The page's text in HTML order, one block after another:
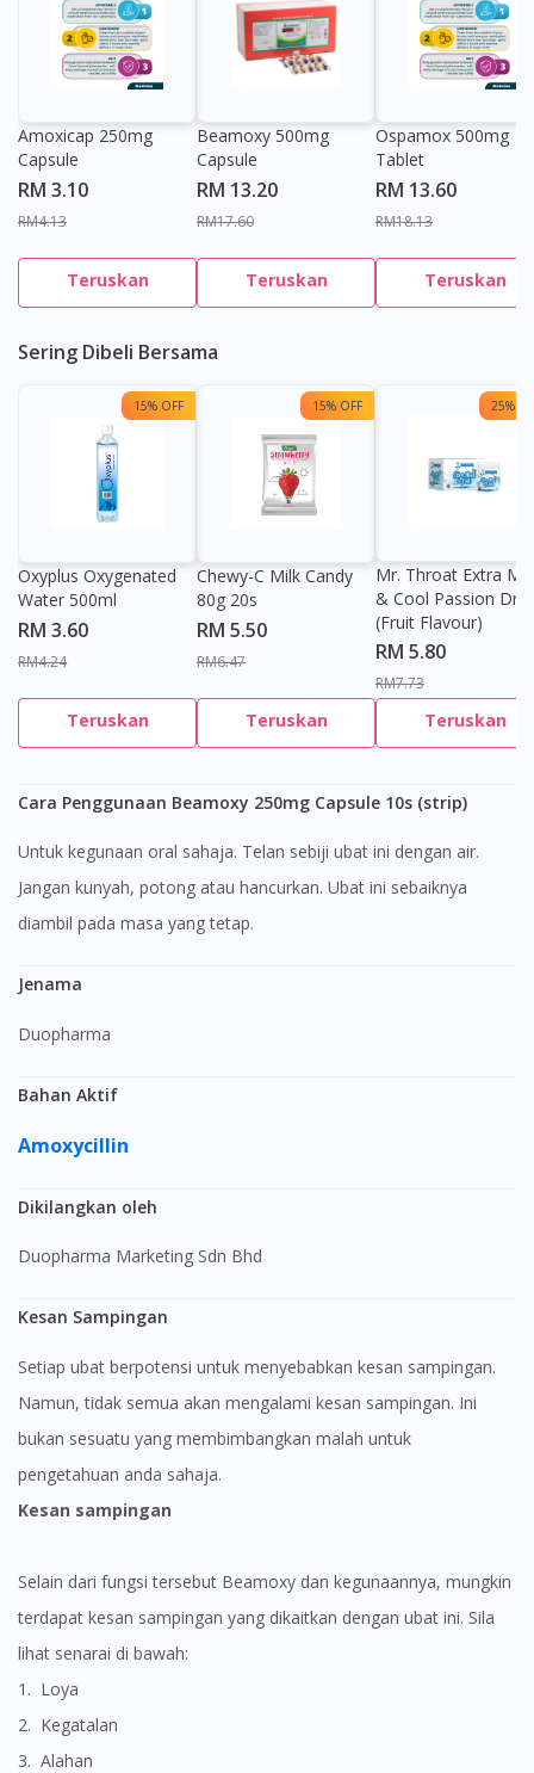
Amoxicap 250mg
Capsule
RM 3.10
RM4.13
Teruskan
Beamoxy 500mg
Capsule
RM 13.20
RM17.60
Teruskan
Ospamox 500mg
Tablet
RM 13.60
RM18.13
Teruskan
Sering Dibeli Bersama
15% OFF
Oxyplus Oxygenated
Water 500ml
RM 3.60
RM4.24
Teruskan
15% OFF
Chewy-C Milk Candy
80g 20s
RM 5.50
RM6.47
Teruskan
25%
Mr. Throat Extra
& Cool Passion
(Fruit Flavour)
RM 5.80
RM7.73
Teruskan
Cara Penggunaan Beamoxy 250mg Capsule 10s (strip)
Untuk kegunaan oral sahaja. Telan sebiji ubat ini dengan air.
Jangan kunyah, potong atau hancurkan. Ubat ini sebaiknya
diambil pada masa yang tetap.
Jenama
Duopharma
Bahan Aktif
Amoxycillin
Dikilangkan oleh
Duopharma Marketing Sdn Bhd
Kesan Sampingan
Setiap ubat berpotensi untuk menyebabkan kesan sampingan.
Namun, tidak semua akan mengalami kesan sampingan. Ini
bukan sesuatu yang membimbangkan malah untuk
pengetahuan anda sahaja.
Kesan sampingan
Selain dari fungsi tersebut Beamoxy dan kegunaannya, mungkin
terdapat kesan sampingan yang dikaitkan dengan ubat ini. Sila
lihat senarai di bawah:
1. Loya
2. Kegatalan
3. Alahan